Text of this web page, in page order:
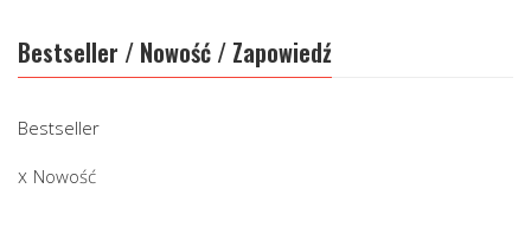
Bestseller / Nowość / Zapowiedź
Bestseller
Nowość